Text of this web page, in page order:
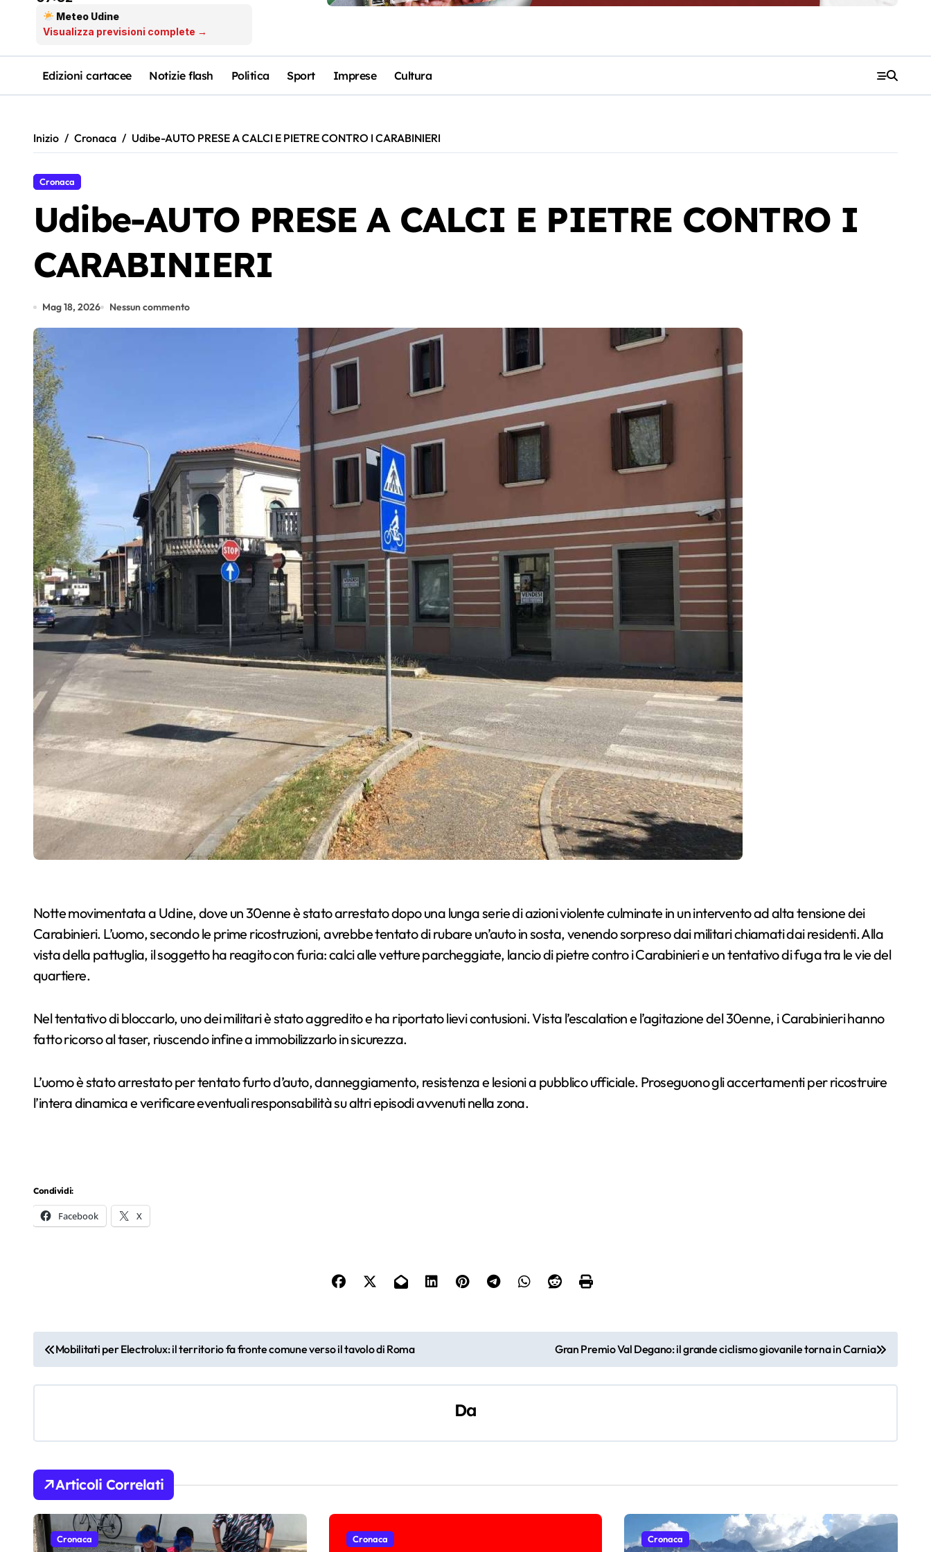
Meteo Udine
Visualizza previsioni complete →
Edizioni cartacee Notizie flash Politica Sport Imprese Cultura
Inizio Cronaca Udibe-AUTO PRESE A CALCI E PIETRE CONTRO I CARABINIERI
Cronaca
Udibe-AUTO PRESE A CALCI E PIETRE CONTRO I
CARABINIERI
Mag 18, 2026 Nessun commento
Notte movimentata a Udine, dove un 30enne è stato arrestato dopo una lunga serie di azioni violente culminate in un intervento ad alta tensione dei
Carabinieri. L’uomo, secondo le prime ricostruzioni, avrebbe tentato di rubare un’auto in sosta, venendo sorpreso dai militari chiamati dai residenti. Alla
vista della pattuglia, il soggetto ha reagito con furia: calci alle vetture parcheggiate, lancio di pietre contro i Carabinieri e un tentativo di fuga tra le vie del
quartiere.
Nel tentativo di bloccarlo, uno dei militari è stato aggredito e ha riportato lievi contusioni. Vista l’escalation e l’agitazione del 30enne, i Carabinieri hanno
fatto ricorso al taser, riuscendo infine a immobilizzarlo in sicurezza.
L’uomo è stato arrestato per tentato furto d’auto, danneggiamento, resistenza e lesioni a pubblico ufficiale. Proseguono gli accertamenti per ricostruire
l’intera dinamica e verificare eventuali responsabilità su altri episodi avvenuti nella zona.
Condividi:
Facebook X
N
a
a
z
i
Mobilitati per Electrolux: il territorio fa fronte comune verso il tavolo di Roma Gran Premio Val Degano: il grande ciclismo giovanile torna in Carnia
Da
Articoli Correlati
Cronaca Cronaca Cronaca